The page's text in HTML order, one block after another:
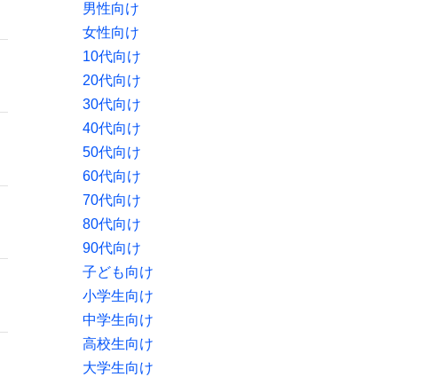
男性向け
女性向け
10代向け
20代向け
30代向け
40代向け
50代向け
60代向け
70代向け
80代向け
90代向け
子ども向け
小学生向け
中学生向け
高校生向け
大学生向け